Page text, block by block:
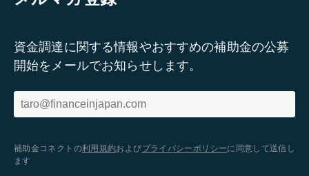
資金調達に関する情報やおすすめの補助金の公募
開始をメールでお知らせします。
補助金コネクトの利用規約およびプライバシーポリシーに同意して送信し
ます